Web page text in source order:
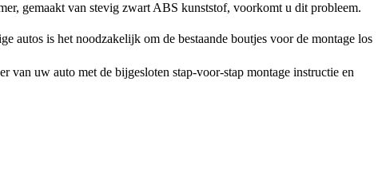
gemaakt van stevig zwart ABS kunststof, voorkomt u dit probleem.
is het noodzakelijk om de bestaande boutjes voor de montage los
van uw auto met de bijgesloten stap-voor-stap montage instructie en